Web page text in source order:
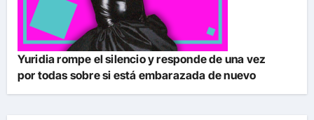
Yuridia rompe el silencio y responde de una vez
por todas sobre si está embarazada de nuevo